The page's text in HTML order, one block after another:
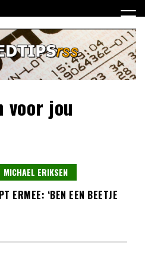
jou
MICHAEL ERIKSEN
ERMEE: ‘BEN EEN BEETJE